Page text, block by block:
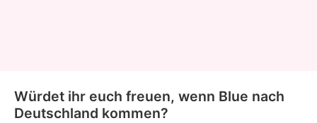
Würdet ihr euch freuen, wenn Blue nach
Deutschland kommen?